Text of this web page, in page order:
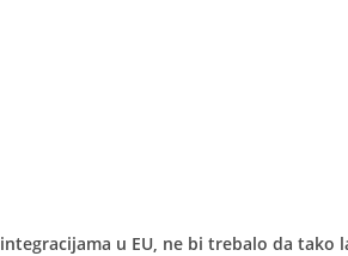
u EU, ne bi trebalo da tako